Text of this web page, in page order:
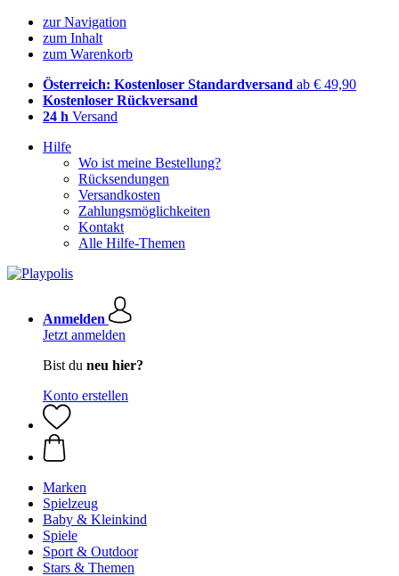
zur Navigation
zum Inhalt
zum Warenkorb
Österreich: Kostenloser Standardversand ab € 49,90
Kostenloser Rückversand
24 h Versand
Hilfe
Wo ist meine Bestellung?
Rücksendungen
Versandkosten
Zahlungsmöglichkeiten
Kontakt
Alle Hilfe-Themen
Anmelden
Jetzt anmelden
Bist du neu hier?
Konto erstellen
Marken
Spielzeug
Baby & Kleinkind
Spiele
Sport & Outdoor
Stars & Themen